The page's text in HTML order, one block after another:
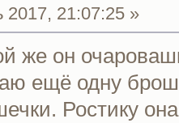
2017, 21:07:25 »
же он
ещё одну
Ростику